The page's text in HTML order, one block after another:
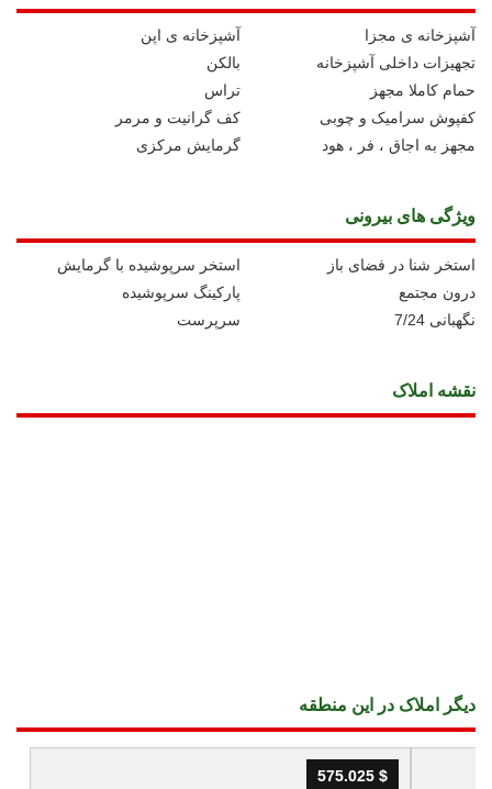
آشپزخانه ی اپن
آشپزخانه ی مجزا
بالکن
تجهیزات داخلی آشپزخانه
تراس
حمام کاملا مجهز
کف گرانیت و مرمر
کفپوش سرامیک و چوبی
گرمایش مرکزی
مجهز به اجاق ، فر ، هود
ویژگی های بیرونی
استخر سرپوشیده با گرمایش
استخر شنا در فضای باز
پارکینگ سرپوشیده
درون مجتمع
سرپرست
نگهبانی 7/24
نقشه املاک
دیگر املاک در این منطقه
575.025 $
575.025 $